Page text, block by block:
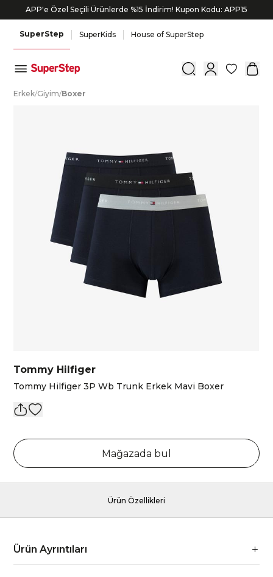
APP'e Özel Seçili Ürünlerde %15 İndirim! Kupon Kodu: APP15
SuperStep SuperKids House of SuperStep
0
Erkek/Giyim/Boxer
Tommy Hilfiger
Tommy Hilfiger 3P Wb Trunk Erkek Mavi Boxer
Mağazada bul
Ürün Özellikleri
Ürün Ayrıntıları